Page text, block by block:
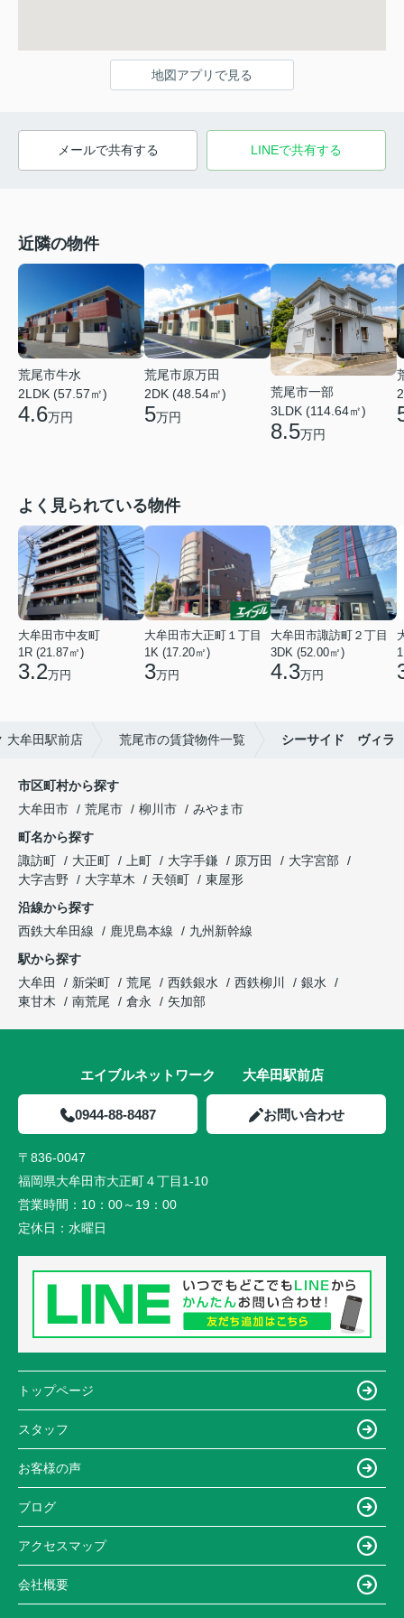
地図アプリで見る
メールで共有する LINEで共有する
近隣の物件
荒尾市牛水
2LDK (57.57㎡)
4.6万円
荒尾市原万田
2DK (48.54㎡)
5万円
荒尾市一部
3LDK (114.64㎡)
8.5万円
よく見られている物件
大牟田市中友町
1R (21.87㎡)
3.2万円
大牟田市大正町１丁目
1K (17.20㎡)
3万円
大牟田市諏訪町２丁目
3DK (52.00㎡)
4.3万円
大牟田駅前店 荒尾市の賃貸物件一覧 シーサイド ヴィラ
市区町村から探す
大牟田市
荒尾市 柳川市
みやま市
町名から探す
諏訪町
大正町 上町 大字手鎌 原万田
大字宮部
大字吉野
大字草木 天領町
東屋形
沿線から探す
西鉄大牟田線
鹿児島本線
九州新幹線
駅から探す
大牟田
新栄町 荒尾 西鉄銀水 西鉄柳川
銀水
東甘木
南荒尾 倉永 矢加部
エイブルネットワーク 大牟田駅前店
0944-88-8487 お問い合わせ
〒836-0047
福岡県大牟田市大正町４丁目1-10
営業時間： 10：00～19：00
定休日： 水曜日
トップページ
スタッフ
お客様の声
ブログ
アクセスマップ
会社概要